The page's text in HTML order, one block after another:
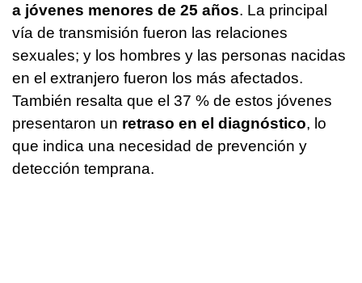
a jóvenes menores de 25 años. La principal
vía de transmisión fueron las relaciones
sexuales; y los hombres y las personas nacidas
en el extranjero fueron los más afectados.
También resalta que el 37 % de estos jóvenes
presentaron un retraso en el diagnóstico, lo
que indica una necesidad de prevención y
detección temprana.